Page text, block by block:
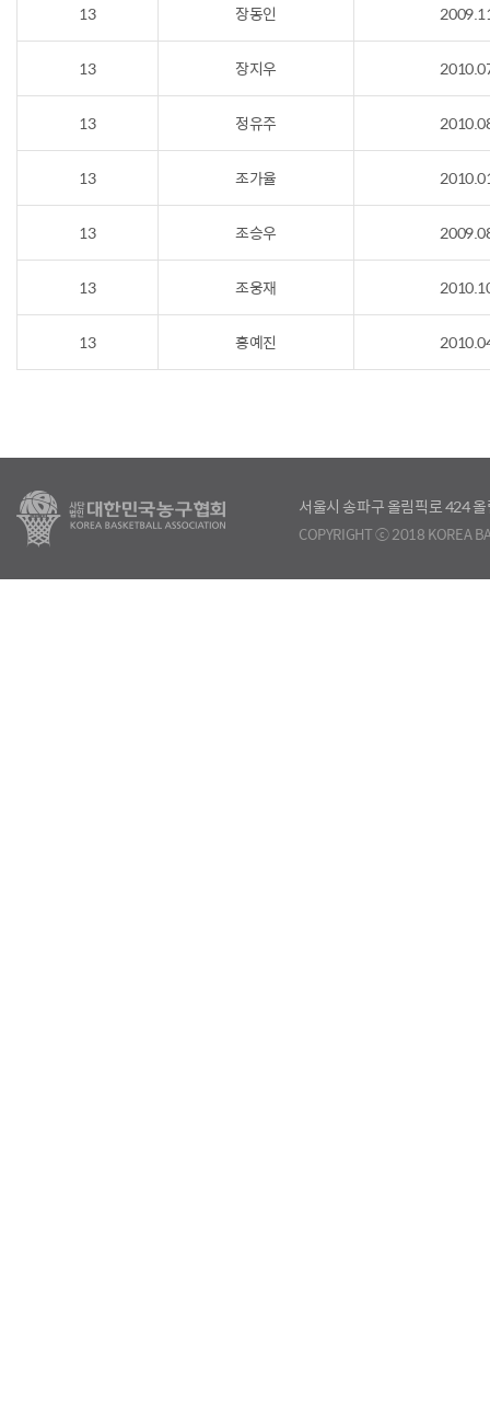
13 장동인
13 장지우
13 정유주
13 조가율
13 조승우
13 조웅재
13 홍예진
서울시 송파구 올림픽로 424
COPYRIGHT ⓒ 2018 KOREA